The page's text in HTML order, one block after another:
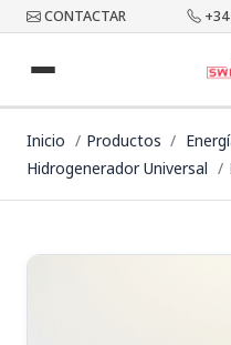
CONTACTAR
Inicio Productos
Hidrogenerador Universal